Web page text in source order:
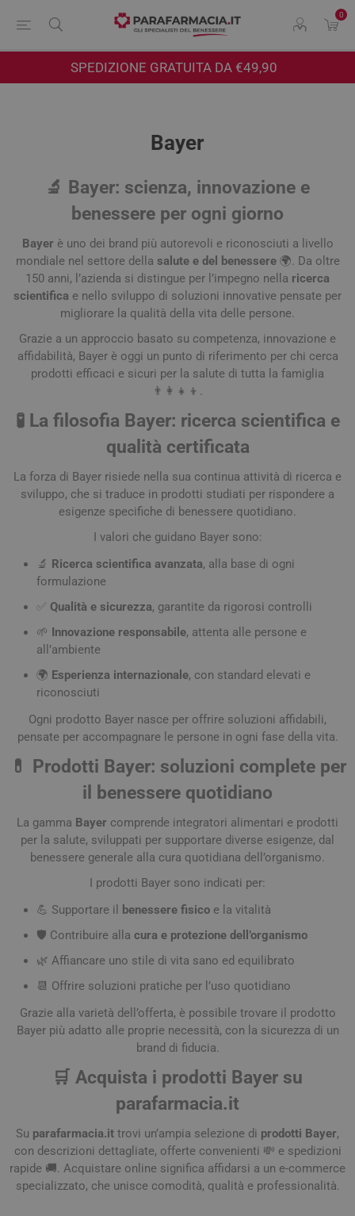
0
SPEDIZIONE GRATUITA DA €49,90
Bayer
🔬 Bayer: scienza, innovazione e
benessere per ogni giorno
Bayer è uno dei brand più autorevoli e riconosciuti a livello
mondiale nel settore della salute e del benessere🌍. Da oltre
150 anni, l’azienda si distingue per l’impegno nella ricerca
scientifica e nello sviluppo di soluzioni innovative pensate per
migliorare la qualità della vita delle persone.
Grazie a un approccio basato su competenza, innovazione e
affidabilità, Bayer è oggi un punto di riferimento per chi cerca
prodotti efficaci e sicuri per la salute di tutta la famiglia
👨‍👩‍👧‍👦.
🧪 La filosofia Bayer: ricerca scientifica e
qualità certificata
La forza di Bayer risiede nella sua continua attività di ricerca e
sviluppo, che si traduce in prodotti studiati per rispondere a
esigenze specifiche di benessere quotidiano.
I valori che guidano Bayer sono:
🔬 Ricerca scientifica avanzata, alla base di ogni
formulazione
✅ Qualità e sicurezza, garantite da rigorosi controlli
🌱 Innovazione responsabile, attenta alle persone e
all’ambiente
🌍 Esperienza internazionale, con standard elevati e
riconosciuti
Ogni prodotto Bayer nasce per offrire soluzioni affidabili,
pensate per accompagnare le persone in ogni fase della vita.
💊 Prodotti Bayer: soluzioni complete per
il benessere quotidiano
La gamma Bayer comprende integratori alimentari e prodotti
per la salute, sviluppati per supportare diverse esigenze, dal
benessere generale alla cura quotidiana dell’organismo.
I prodotti Bayer sono indicati per:
💪 Supportare il
benessere fisico e la vitalità
🛡️ Contribuire alla cura e protezione dell’organismo
🌿 Affiancare uno stile di vita sano ed equilibrato
📆 Offrire soluzioni pratiche per l’uso quotidiano
Grazie alla varietà dell’offerta, è possibile trovare il prodotto
Bayer più adatto alle proprie necessità, con la sicurezza di un
brand di fiducia.
🛒 Acquista i prodotti Bayer su
parafarmacia.it
Su parafarmacia.it trovi un’ampia selezione di prodotti Bayer,
con descrizioni dettagliate, offerte convenienti 💸 e spedizioni
rapide 🚚. Acquistare online significa affidarsi a un e-commerce
specializzato, che unisce comodità, qualità e professionalità.